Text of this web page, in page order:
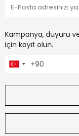
Kampanya, duyuru
için kayıt olun.